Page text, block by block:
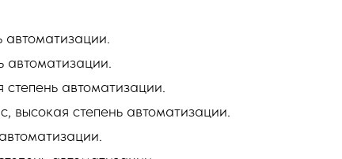
автоматизации.
автоматизации.
степень автоматизации.